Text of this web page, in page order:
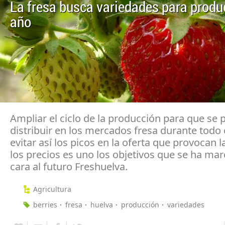
La fresa busca variedades para
año
Ampliar el ciclo de la producción para que se
distribuir en los mercados fresa durante todo
evitar así los picos en la oferta que provocan
los precios es uno los objetivos que se ha
cara al futuro Freshuelva.
Agricultura
berries
fresa huelva producción variedades